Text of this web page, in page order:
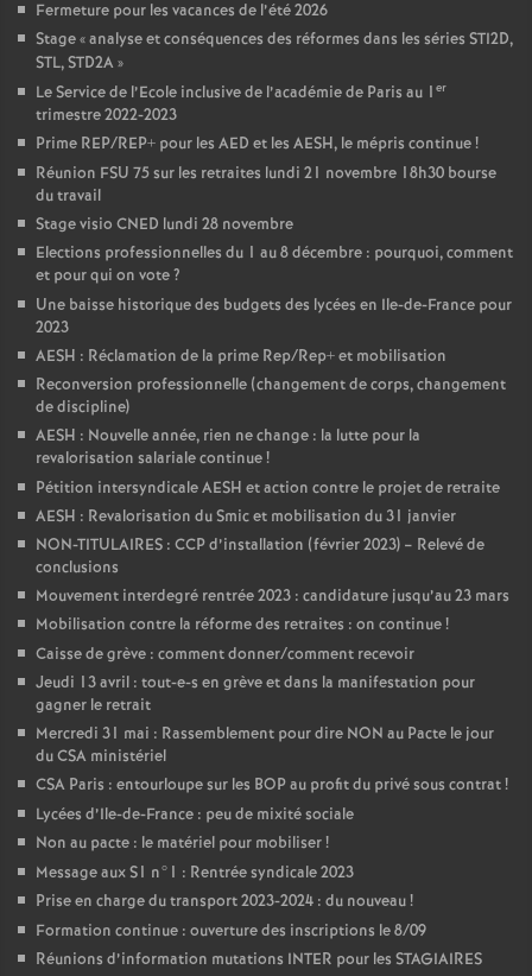
Fermeture pour les vacances de l’été 2026
Stage «analyse et conséquences des réformes dans les séries STI2D,
STL, STD2A»
Le Service de l’Ecole inclusive de l’académie de Paris au 1 er
trimestre 2022-2023
Prime REP/REP+ pour les AED et les AESH, le mépris continue!
Réunion FSU 75 sur les retraites lundi 21 novembre 18h30 bourse
du travail
Stage visio CNED lundi 28 novembre
Elections professionnelles du 1 au 8 décembre : pourquoi, comment
et pour qui on vote?
Une baisse historique des budgets des lycées en Ile-de-France pour
2023
AESH : Réclamation de la prime Rep/Rep+ et mobilisation
Reconversion professionnelle (changement de corps, changement
de discipline)
AESH : Nouvelle année, rien ne change : la lutte pour la
revalorisation salariale continue!
Pétition intersyndicale AESH et action contre le projet de retraite
AESH : Revalorisation du Smic et mobilisation du 31 janvier
NON-TITULAIRES : CCP d’installation (février 2023) – Relevé de
conclusions
Mouvement interdegré rentrée 2023 : candidature jusqu’au 23 mars
Mobilisation contre la réforme des retraites : on continue!
Caisse de grève : comment donner/comment recevoir
Jeudi 13 avril : tout-e-s en grève et dans la manifestation pour
gagner le retrait
Mercredi 31 mai : Rassemblement pour dire NON au Pacte le jour
du CSA ministériel
CSA Paris : entourloupe sur les BOP au profit du privé sous contrat!
Lycées d’Ile-de-France : peu de mixité sociale
Non au pacte : le matériel pour mobiliser!
Message aux S1 n°1 : Rentrée syndicale 2023
Prise en charge du transport 2023-2024 : du nouveau!
Formation continue : ouverture des inscriptions le 8/09
Réunions d’information mutations INTER pour les STAGIAIRES